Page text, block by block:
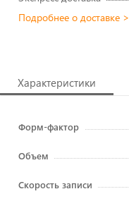
Подробнее о доставке >
Характеристики
Форм-фактор
Объем
Скорость записи